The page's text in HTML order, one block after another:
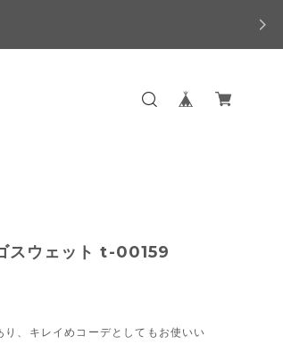
スウェット t-00159
、キレイめコーデとしてもお使いい